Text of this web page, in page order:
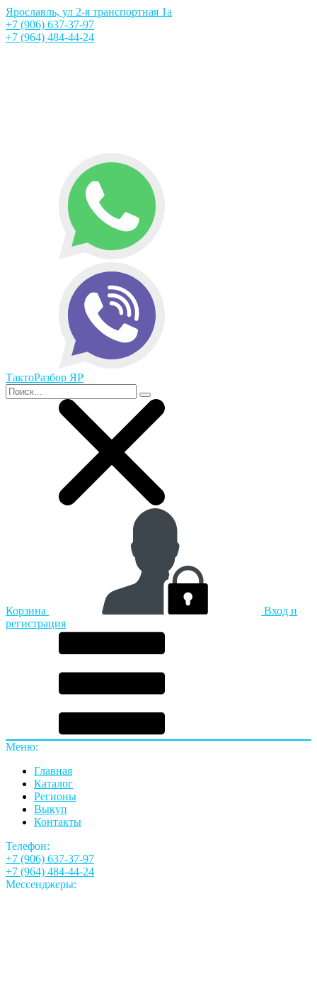
Ярославль, ул 2-я транспортная 1а
+7 (906) 637-37-97
+7 (964) 484-44-24
ТактоРазбор ЯР
Корзина
Вход и
регистрация
Меню:
Главная
Каталог
Регионы
Выкуп
Контакты
Телефон:
+7 (906) 637-37-97
+7 (964) 484-44-24
Мессенджеры: